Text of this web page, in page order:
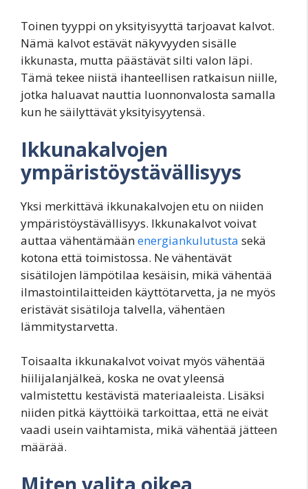
Toinen tyyppi on yksityisyyttä tarjoavat kalvot.
Nämä kalvot estävät näkyvyyden sisälle
ikkunasta, mutta päästävät silti valon läpi.
Tämä tekee niistä ihanteellisen ratkaisun niille,
jotka haluavat nauttia luonnonvalosta samalla
kun he säilyttävät yksityisyytensä.
Ikkunakalvojen
ympäristöystävällisyys
Yksi merkittävä ikkunakalvojen etu on niiden
ympäristöystävällisyys. Ikkunakalvot voivat
auttaa vähentämäänenergiankulutusta sekä
kotona että toimistossa. Ne vähentävät
sisätilojen lämpötilaa kesäisin, mikä vähentää
ilmastointilaitteiden käyttötarvetta, ja ne myös
eristävät sisätiloja talvella, vähentäen
lämmitystarvetta.
Toisaalta ikkunakalvot voivat myös vähentää
hiilijalanjälkeä, koska ne ovat yleensä
valmistettu kestävistä materiaaleista. Lisäksi
niiden pitkä käyttöikä tarkoittaa, että ne eivät
vaadi usein vaihtamista, mikä vähentää jätteen
määrää.